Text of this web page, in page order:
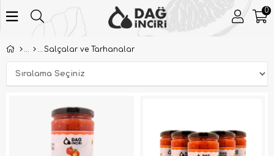
0
Salçalar ve Tarhanalar